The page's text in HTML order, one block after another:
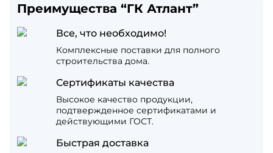
Преимущества “ГК Атлант”
Все, что необходимо!
Комплексные поставки для полного
строительства дома.
Сертификаты качества
Высокое качество продукции,
подтвержденное сертификатами и
действующими ГОСТ.
Быстрая доставка